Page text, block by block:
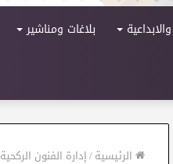
بلاغات ومناشير
الرئيسية/إدارة الفنون الركحية